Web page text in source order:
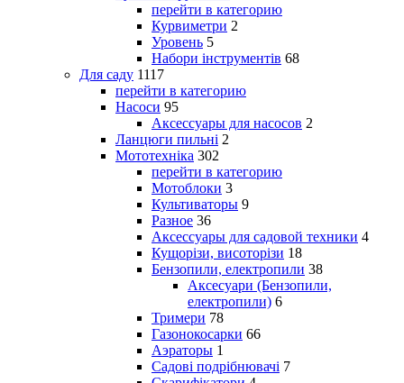
перейти в категорию
Курвиметри 2
Уровень 5
Набори інструментів 68
Для саду 1117
перейти в категорию
Насоси 95
Аксессуары для насосов 2
Ланцюги пильні 2
Мототехніка 302
перейти в категорию
Мотоблоки 3
Культиваторы 9
Разное 36
Аксессуары для садовой техники 4
Кущорізи, висоторізи 18
Бензопили, електропили 38
Аксесуари (Бензопили,
електропили) 6
Тримери 78
Газонокосарки 66
Аэраторы 1
Садові подрібнювачі 7